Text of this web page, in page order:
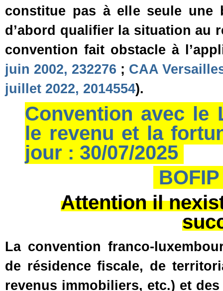
constitue pas à elle seule une
d’abord qualifier la situation au
convention fait obstacle à
juin 2002, 232276 ; CAA
juillet 2022, 2014554).
Convention avec le
le revenu et la
jour : 30/07/2025
Attention il
La convention franco-
de résidence fiscale, de
revenus immobiliers, etc.) et